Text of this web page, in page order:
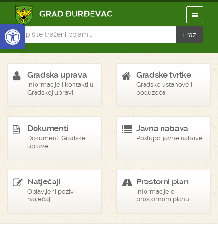
Open toolbar
Gradska uprava
Informacije i kontakti u
Gradskoj upravi
Gradske tvrtke
Gradske ustanove i
poduzeća
Dokumenti
Dokumenti Gradske
uprave
Javna nabava
Postupci javne nabave
Natječaji
Objavljeni pozivi i
natječaji
Prostorni plan
Informacije o
prostornom planu